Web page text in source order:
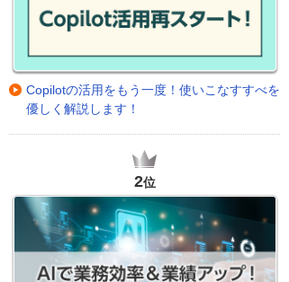
Copilotの活用をもう一度！使いこなすすべを
優しく解説します！
2位